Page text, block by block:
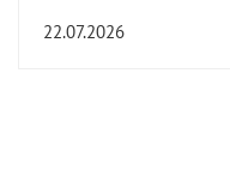
22.07.2026